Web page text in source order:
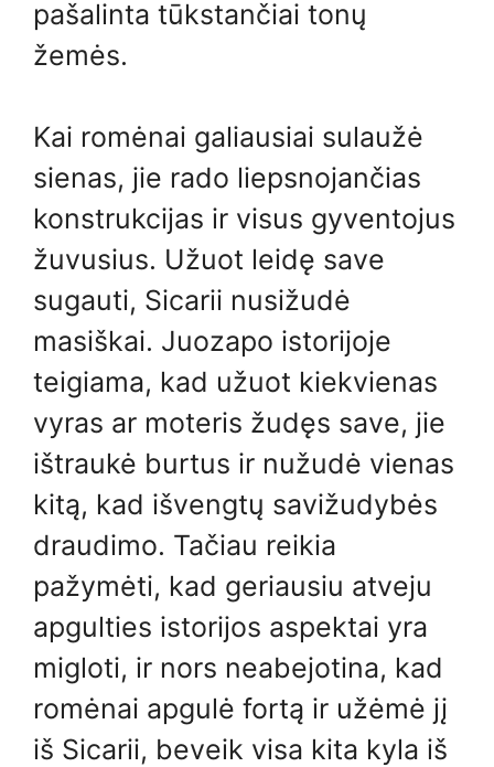
pašalinta tūkstančiai tonų
žemės.
Kai romėnai galiausiai sulaužė
sienas, jie rado liepsnojančias
konstrukcijas ir visus gyventojus
žuvusius. Užuot leidę save
sugauti, Sicarii nusižudė
masiškai. Juozapo istorijoje
teigiama, kad užuot kiekvienas
vyras ar moteris žudęs save, jie
ištraukė burtus ir nužudė vienas
kitą, kad išvengtų savižudybės
draudimo. Tačiau reikia
pažymėti, kad geriausiu atveju
apgulties istorijos aspektai yra
migloti, ir nors neabejotina, kad
romėnai apgulė fortą ir užėmė jį
iš Sicarii, beveik visa kita kyla iš